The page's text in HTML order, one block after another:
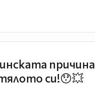
причина
си!😯💥